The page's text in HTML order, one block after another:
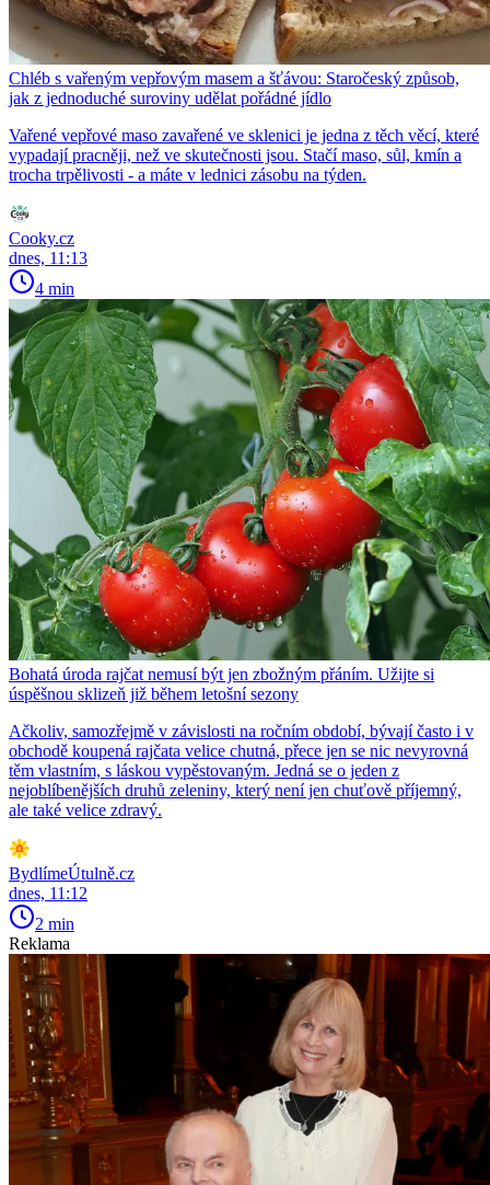
Chléb s vařeným vepřovým masem a šťávou: Staročeský způsob,
jak z jednoduché suroviny udělat pořádné jídlo
Vařené vepřové maso zavařené ve sklenici je jedna z těch věcí, které
vypadají pracněji, než ve skutečnosti jsou. Stačí maso, sůl, kmín a
trocha trpělivosti - a máte v lednici zásobu na týden.
Cooky.cz
dnes, 11:13
4 min
Bohatá úroda rajčat nemusí být jen zbožným přáním. Užijte si
úspěšnou sklizeň již během letošní sezony
Ačkoliv, samozřejmě v závislosti na ročním období, bývají často i v
obchodě koupená rajčata velice chutná, přece jen se nic nevyrovná
těm vlastním, s láskou vypěstovaným. Jedná se o jeden z
nejoblíbenějších druhů zeleniny, který není jen chuťově příjemný,
ale také velice zdravý.
BydlímeÚtulně.cz
dnes, 11:12
2 min
Reklama